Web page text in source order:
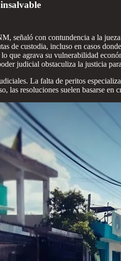
señaló con contundencia a la
de custodia, incluso en casos
que agrava su vulnerabilidad
judicial obstaculiza la justicia
La falta de peritos
las resoluciones suelen basarse